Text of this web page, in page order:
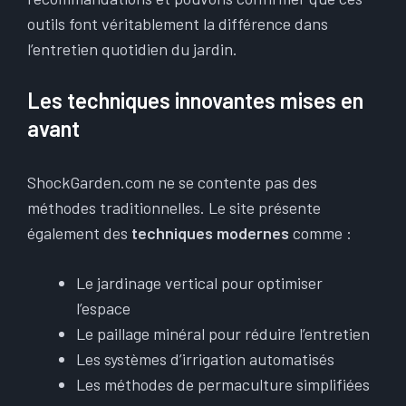
outils font véritablement la différence dans
l’entretien quotidien du jardin.
Les techniques innovantes mises en
avant
ShockGarden.com ne se contente pas des
méthodes traditionnelles. Le site présente
également des techniques modernes comme :
Le jardinage vertical pour optimiser
l’espace
Le paillage minéral pour réduire l’entretien
Les systèmes d’irrigation automatisés
Les méthodes de permaculture simplifiées